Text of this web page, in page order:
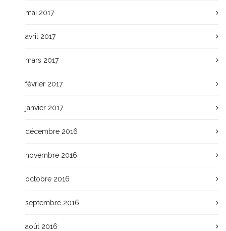
mai 2017
avril 2017
mars 2017
février 2017
janvier 2017
décembre 2016
novembre 2016
octobre 2016
septembre 2016
août 2016